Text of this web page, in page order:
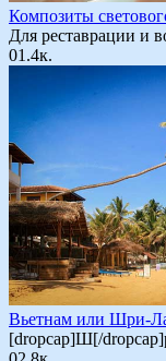
Композиты
Для реставрации и
01.4к.
Вьетнам или Шри-
[dropcap]Ш[/